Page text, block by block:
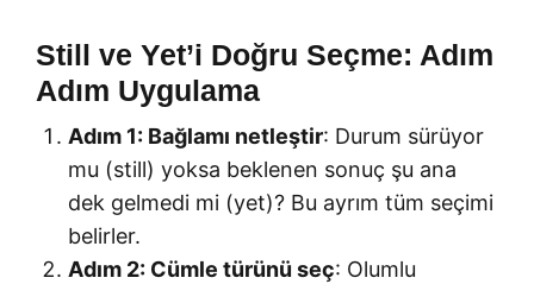
Still ve Yet’i Doğru Seçme: Adım
Adım Uygulama
Adım 1: Bağlamı netleştir: Durum sürüyor
mu (still) yoksa beklenen sonuç şu ana
dek gelmedi mi (yet)? Bu ayrım tüm seçimi
belirler.
Adım 2: Cümle türünü seç: Olumlu